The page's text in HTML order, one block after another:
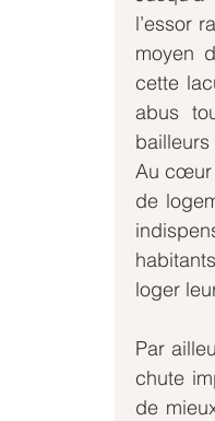
l’essor
moyen
cette
abus
Au cœur
de
loger
Par
chute
de